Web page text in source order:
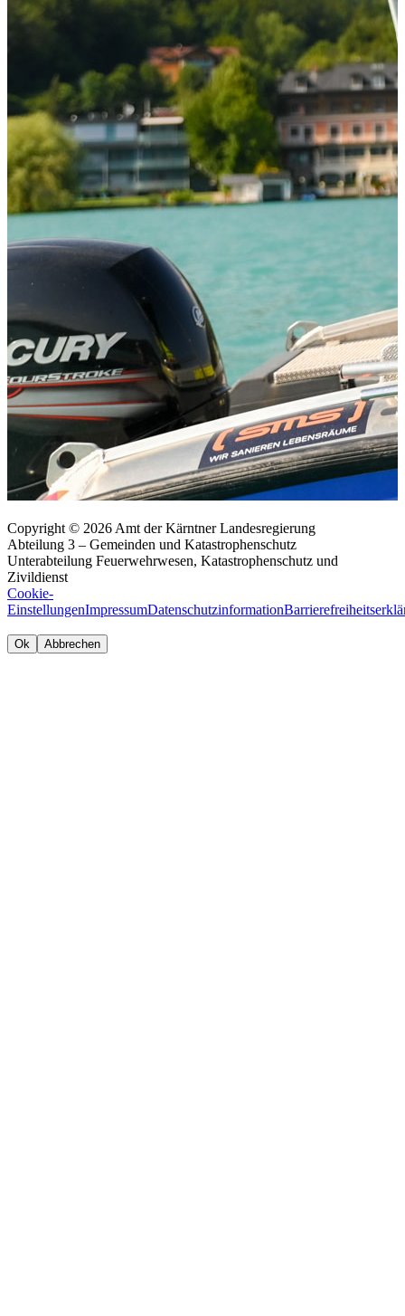
Copyright © 2026 Amt der Kärntner Landesregierung
Abteilung 3 – Gemeinden und Katastrophenschutz
Unterabteilung Feuerwehrwesen, Katastrophenschutz und
Zivildienst
Cookie-
EinstellungenImpressumDatenschutzinformation
Ok Abbrechen